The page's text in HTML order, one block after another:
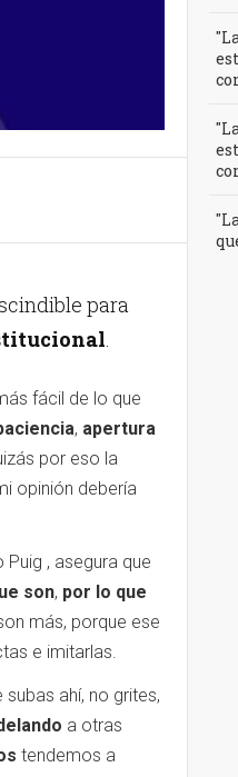
para
.
fácil de lo que
, apertura
por eso la
opinión debería
, asegura que
son, por lo que
más, porque ese
e imitarlas.
ahí, no grites,
a otras
tendemos a